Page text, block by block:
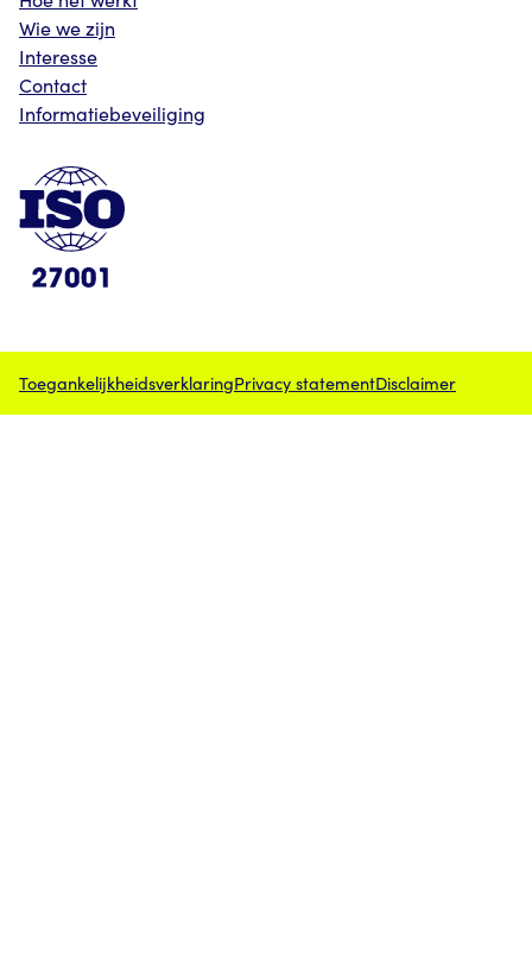
Wie we zijn
Interesse
Contact
Informatiebeveiliging
ToegankelijkheidsverklaringPrivacy statementDisclaimer